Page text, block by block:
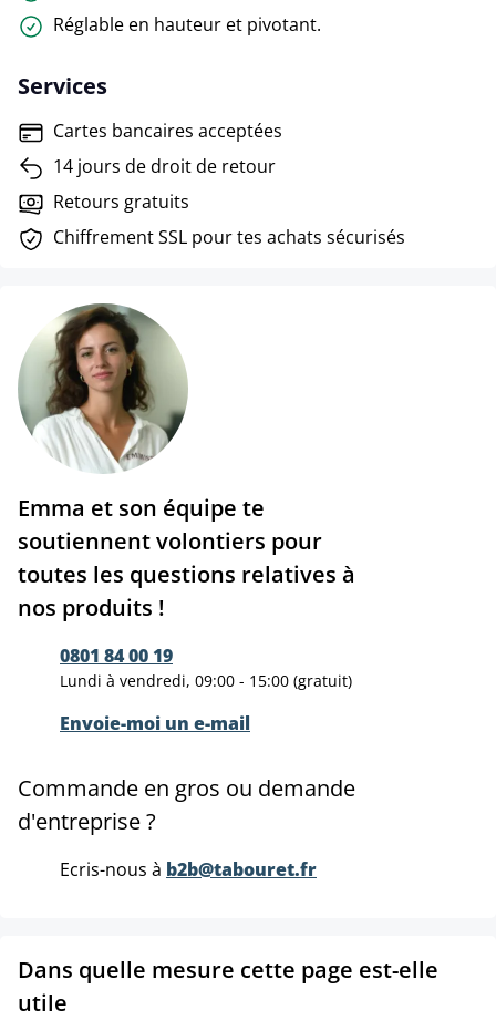
Réglable en hauteur et pivotant.
Services
Cartes bancaires acceptées
14 jours de droit de retour
Retours gratuits
Chiffrement SSL pour tes achats sécurisés
Emma et son équipe te
soutiennent volontiers pour
toutes les questions relatives à
nos produits !
0801 84 00 19
Lundi à vendredi, 09:00 - 15:00 (gratuit)
Envoie-moi un e-mail
Commande en gros ou demande
d'entreprise ?
Ecris-nous à b2b@tabouret.fr
Dans quelle mesure cette page est-elle
utile